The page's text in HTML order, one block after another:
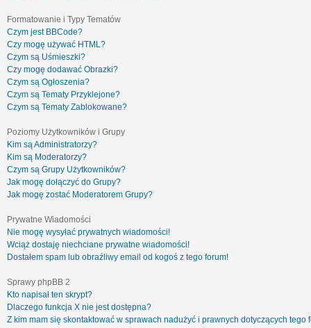
Formatowanie i Typy Tematów
Czym jest BBCode?
Czy mogę używać HTML?
Czym są Uśmieszki?
Czy mogę dodawać Obrazki?
Czym są Ogłoszenia?
Czym są Tematy Przyklejone?
Czym są Tematy Zablokowane?
Poziomy Użytkowników i Grupy
Kim są Administratorzy?
Kim są Moderatorzy?
Czym są Grupy Użytkowników?
Jak mogę dołączyć do Grupy?
Jak mogę zostać Moderatorem Grupy?
Prywatne Wiadomości
Nie mogę wysyłać prywatnych wiadomości!
Wciąż dostaję niechciane prywatne wiadomości!
Dostałem spam lub obraźliwy email od kogoś z tego forum!
Sprawy phpBB 2
Kto napisał ten skrypt?
Dlaczego funkcja X nie jest dostępna?
Z kim mam się skontaktować w sprawach nadużyć i prawnych dotyczących tego